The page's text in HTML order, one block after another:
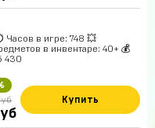
Часов в игре: 748 💥
в инвентаре: 40+ 💰
430
Купить